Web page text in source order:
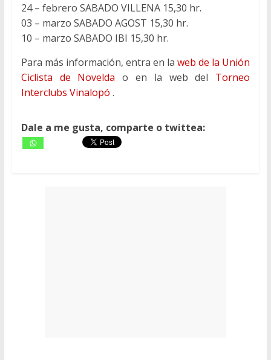
24 – febrero SABADO VILLENA 15,30​ ​hr.
03 – marzo SABADO AGOST 15,30​ ​hr.
10 – marzo SABADO IBI 15,30​ ​hr.
Para más información, entra en laweb de la Unión
Ciclista de Novelda o en la web del Torneo
Interclubs Vinalopó .
Dale a me gusta, comparte o twittea: